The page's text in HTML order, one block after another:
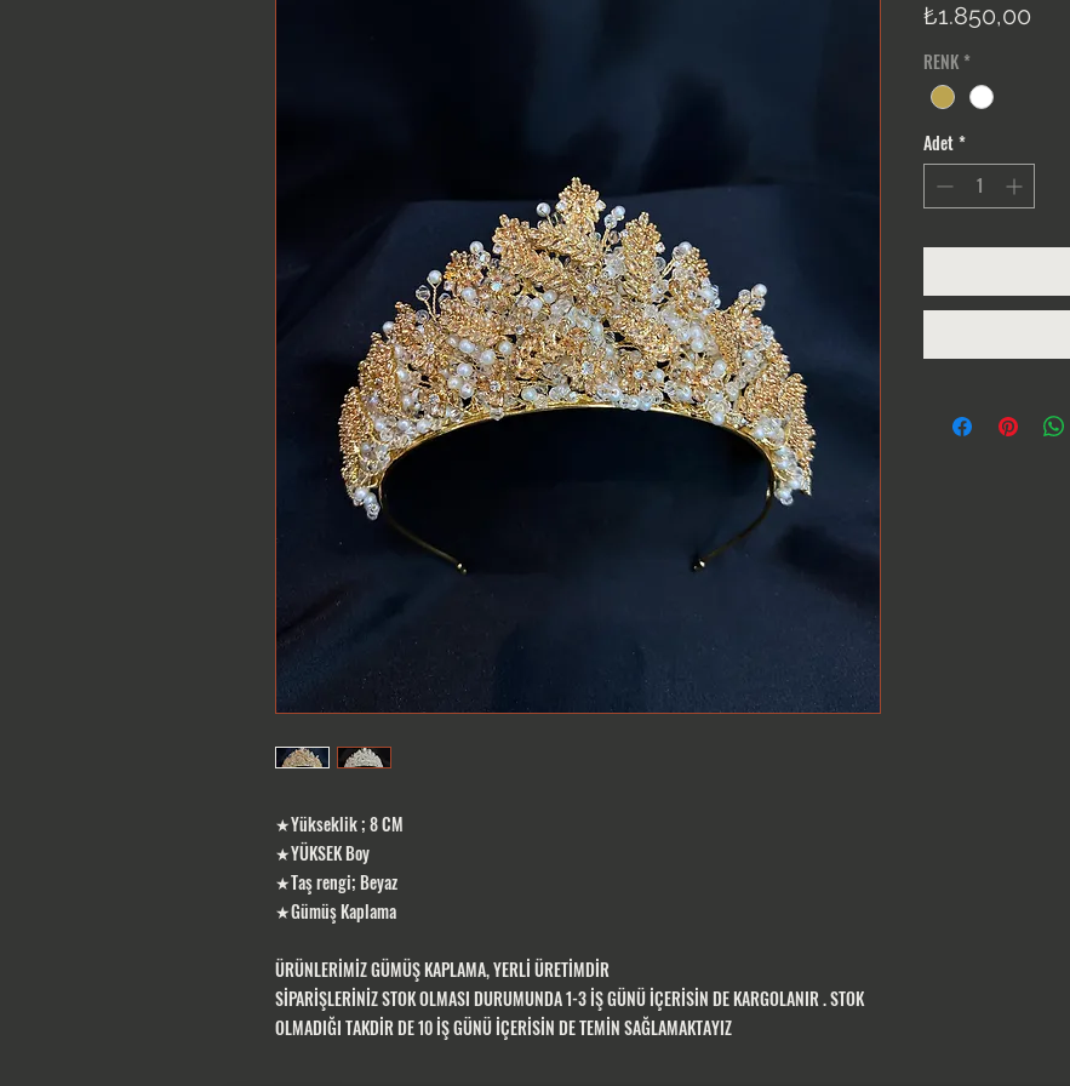
★Yükseklik ; 8 CM
★YÜKSEK Boy
★Taş rengi; Beyaz
★Gümüş Kaplama
ÜRÜNLERİMİZ GÜMÜŞ KAPLAMA, YERLİ ÜRETİMDİR
SİPARİŞLERİNİZ STOK OLMASI DURUMUNDA 1-3 İŞ GÜNÜ İÇERİSİN DE KARGOLANIR . STOK
OLMADIĞI TAKDİR DE 10 İŞ GÜNÜ İÇERİSİN DE TEMİN SAĞLAMAKTAYIZ
₺1.850,00
RENK *
Adet*